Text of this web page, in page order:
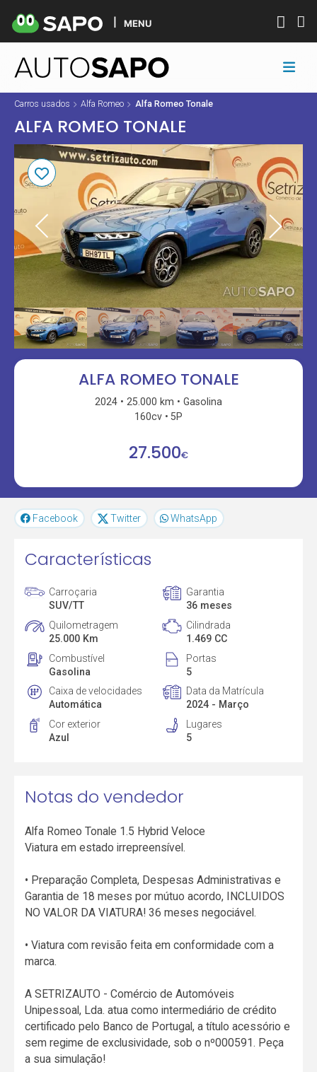
MENU
Carros usados Alfa Romeo Alfa Romeo Tonale
ALFA ROMEO TONALE
ALFA ROMEO TONALE
2024 25.000 km
Gasolina
160cv
5P
27.500€
Facebook Twitter WhatsApp
Características
Carroçaria
SUV/TT
Garantia
36 meses
Quilometragem
25.000 Km
Cilindrada
1.469 CC
Combustível
Gasolina
Portas
5
Caixa de velocidades
Automática
Data da Matrícula
2024 - Março
Cor exterior
Azul
Lugares
5
Notas do vendedor
Alfa Romeo Tonale 1.5 Hybrid Veloce
Viatura em estado irrepreensível.
• Preparação Completa, Despesas Administrativas e
Garantia de 18 meses por mútuo acordo, INCLUIDOS
NO VALOR DA VIATURA! 36 meses negociável.
• Viatura com revisão feita em conformidade com a
marca.
A SETRIZAUTO - Comércio de Automóveis
Unipessoal, Lda. atua como intermediário de crédito
certificado pelo Banco de Portugal, a título acessório e
sem regime de exclusividade, sob o nº000591. Peça
a sua simulação!